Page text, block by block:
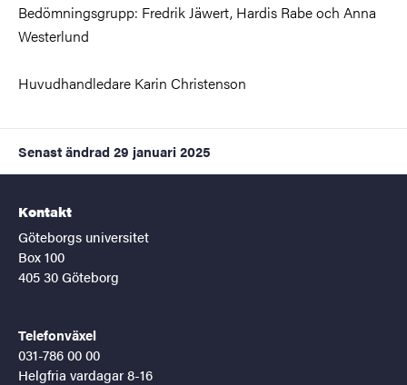
Bedömningsgrupp: Fredrik Jäwert, Hardis Rabe och Anna
Westerlund
Huvudhandledare Karin Christenson
Senast ändrad 29 januari 2025
Kontakt
Göteborgs universitet
Box 100
405 30 Göteborg
Telefonväxel
031-786 00 00
Helgfria vardagar 8-16